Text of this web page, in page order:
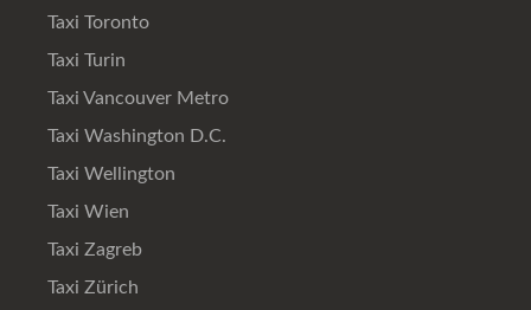
Taxi Toronto
Taxi Turin
Taxi Vancouver Metro
Taxi Washington D.C.
Taxi Wellington
Taxi Wien
Taxi Zagreb
Taxi Zürich